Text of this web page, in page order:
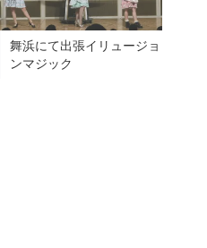
舞浜にて出張イリュージョ
ンマジック